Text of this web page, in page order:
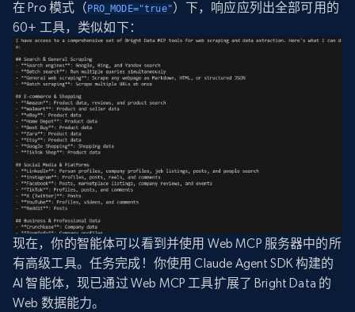
在 Pro 模式（ PRO_MODE="true"）下，响应应列出全部可用的
60+ 工具，类似如下：
现在，你的智能体可以看到并使用 Web MCP 服务器中的所
有高级工具。任务完成！你使用 Claude Agent SDK 构建的
AI 智能体，现已通过 Web MCP 工具扩展了 Bright Data 的
Web 数据能力。